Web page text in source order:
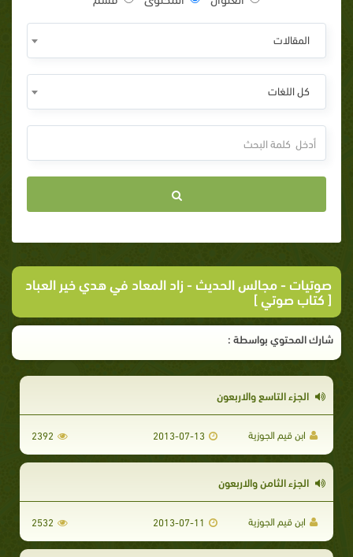
المقالات
كل اللغات
صوتيات -مجالس الحديث - زاد المعاد في هدي خير العباد
[ كتاب صوتي ]
شارك المحتوي بواسطة :
الجزء التاسع والاربعون
ابن قيم الجوزية 2013-07-13
2392
الجزء الثامن والاربعون
ابن قيم الجوزية 2013-07-11
2532